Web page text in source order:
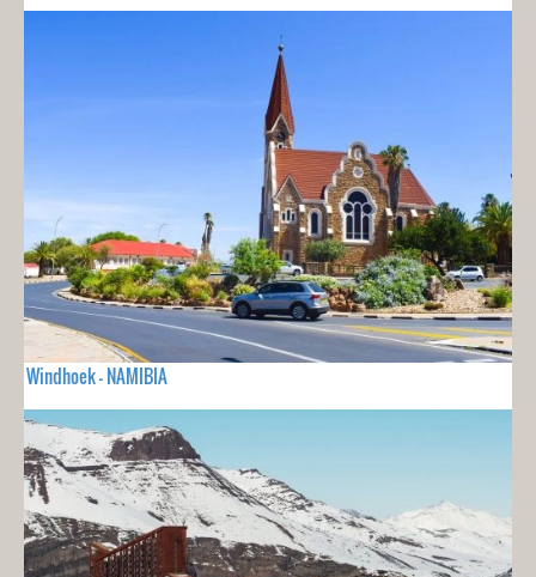
Windhoek - NAMIBIA